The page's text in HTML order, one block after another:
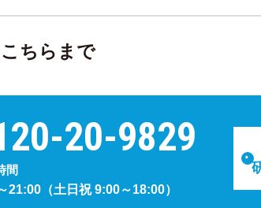
ちらまで
20-9829
間
21:00 （土日祝 9:00～18:00）